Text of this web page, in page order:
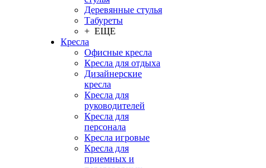
Деревянные стулья
Табуреты
+ ЕЩЕ
Кресла
Офисные кресла
Кресла для отдыха
Дизайнерские
кресла
Кресла для
руководителей
Кресла для
персонала
Кресла игровые
Кресла для
приемных и